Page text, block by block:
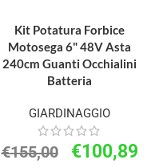
Kit Potatura Forbice
Motosega 6" 48V Asta
240cm Guanti Occhialini
Batteria
GIARDINAGGIO
€155,00 €100,89